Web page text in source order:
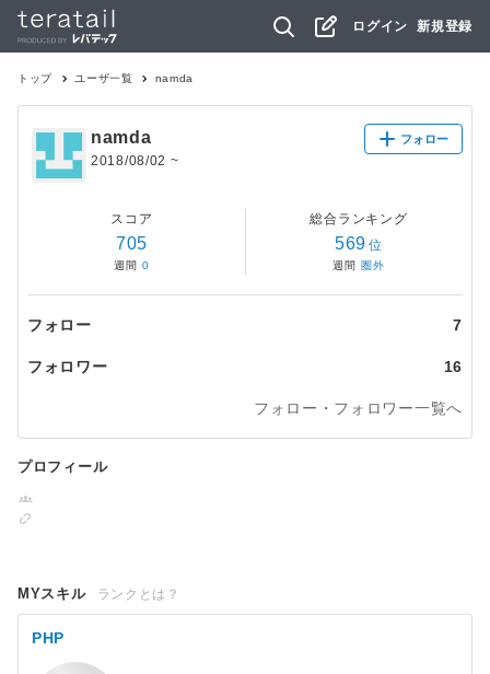
ログイン 新規登録
トップ ユーザ一覧 namda
namda
2018/08/02 ~
フォロー
スコア
705
週間 0
総合ランキング
569 位
週間 圏外
フォロー 7
フォロワー 16
フォロー・フォロワー一覧へ
プロフィール
MYスキル ランクとは？
PHP